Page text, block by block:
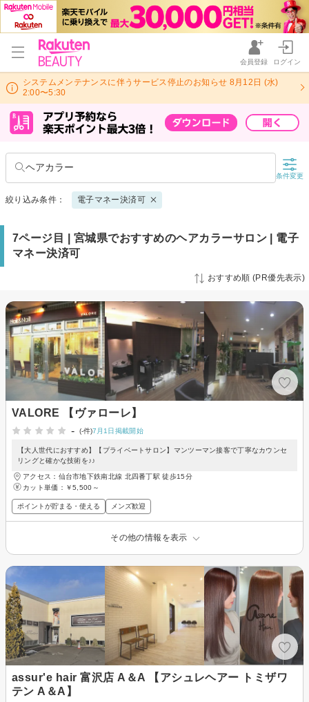
会員登録 ログイン
システムメンテナンスに伴うサービス停止のお知らせ 8月12日 (水)
2:00〜5:30
ヘアカラー
条件変更
絞り込み条件： 電子マネー決済可
7ページ目 | 宮城県でおすすめのヘアカラーサロン | 電子
マネー決済可
おすすめ順 (PR優先表示)
VALORE 【ヴァローレ】
-
(-件)7月1日掲載開始
【大人世代におすすめ】【プライベートサロン】マンツーマン接客で丁寧なカウンセ
リングと確かな技術を♪♪
アクセス：仙台市地下鉄南北線 北四番丁駅 徒歩15分
カット単価： ￥5,500～
ポイントが貯まる・使える メンズ歓迎
その他の情報を表示
assur'e hair 富沢店 A＆A 【アシュレヘアー トミザワ
テン A＆A】